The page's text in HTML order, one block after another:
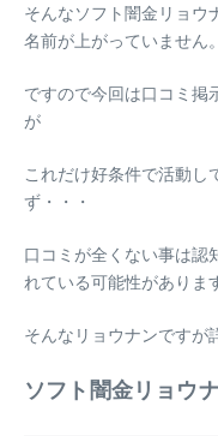
そんなソフト闇金リョウ
名前が上がっていません。
ですので今回は口コミ掲
が
これだけ好条件で活動し
ず・・・
口コミが全くない事は認
れている可能性がありま
そんなリョウナンですが
ソフト闇金リョウ